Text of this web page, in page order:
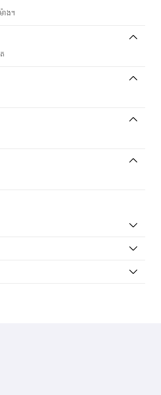
ោង។